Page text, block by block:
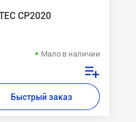
CP2020
Мало в наличии
Быстрый заказ